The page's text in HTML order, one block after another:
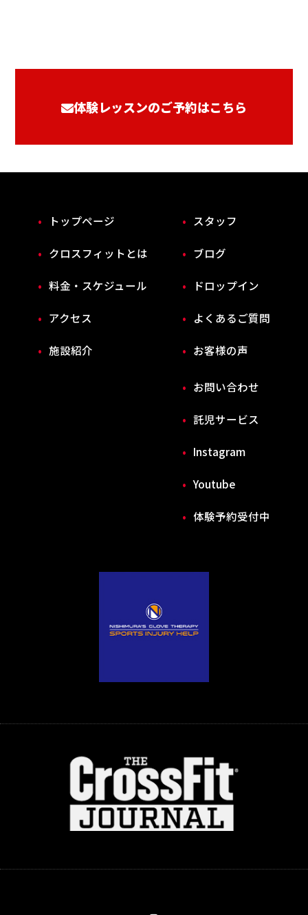
体験レッスンのご予約はこちら
トップページ
クロスフィットとは
料金・スケジュール
アクセス
施設紹介
スタッフ
ブログ
ドロップイン
よくあるご質問
お客様の声
お問い合わせ
託児サービス
Instagram
Youtube
体験予約受付中